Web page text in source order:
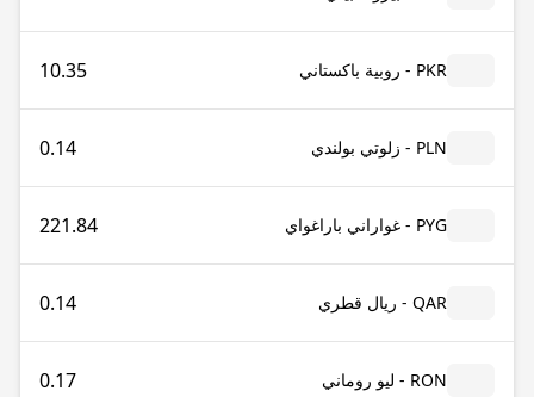
PKR - روبية باكستاني 10.35
PLN - زلوتي بولندي 0.14
PYG - غواراني باراغواي 221.84
QAR - ريال قطري 0.14
RON - ليو روماني 0.17